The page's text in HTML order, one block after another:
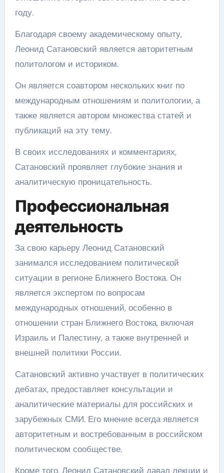
году.
Благодаря своему академическому опыту,
Леонид Сатановский является авторитетным
политологом и историком.
Он является соавтором нескольких книг по
международным отношениям и политологии, а
также является автором множества статей и
публикаций на эту тему.
В своих исследованиях и комментариях,
Сатановский проявляет глубокие знания и
аналитическую проницательность.
Профессиональная
деятельность
За свою карьеру Леонид Сатановский
занимался исследованием политической
ситуации в регионе Ближнего Востока. Он
является экспертом по вопросам
международных отношений, особенно в
отношении стран Ближнего Востока, включая
Израиль и Палестину, а также внутренней и
внешней политики России.
Сатановский активно участвует в политических
дебатах, предоставляет консультации и
аналитические материалы для российских и
зарубежных СМИ. Его мнение всегда является
авторитетным и востребованным в российском
политическом сообществе.
Кроме того, Леонид Сатановский давал лекции и